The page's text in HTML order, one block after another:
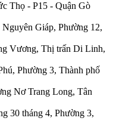
Thọ - P15 - Quận Gò
Giáp, Phường 12,
Vương, Thị trấn Di Linh,
Phường 3, Thành phố
Nơ Trang Long, Tân
30 tháng 4, Phường 3,